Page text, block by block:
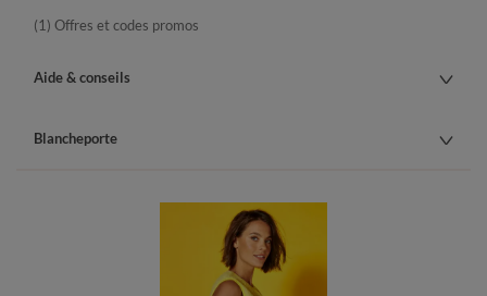
(1) Offres et codes promos
Aide & conseils
Blancheporte